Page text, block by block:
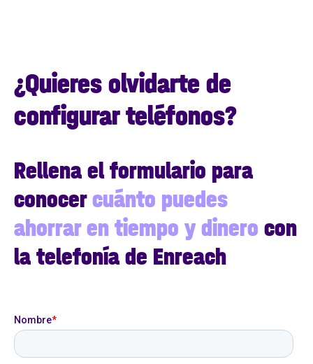
¿Quieres olvidarte de
configurar teléfonos?
Rellena el formulario para
conocercuánto puedes
ahorrar en tiempo y dinero con
la telefonía de Enreach